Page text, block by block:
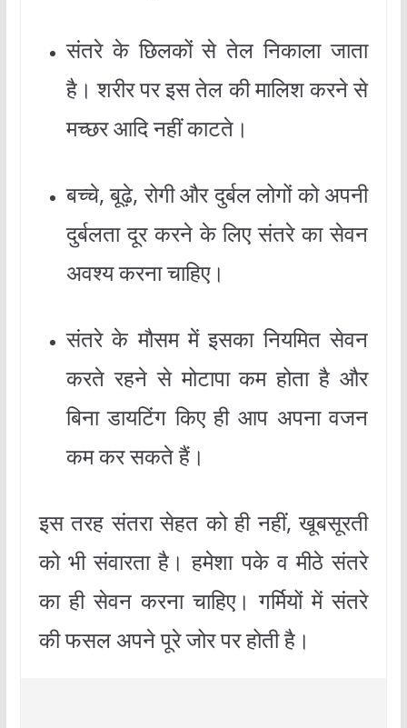
संतरे के छिलकों से तेल निकाला जाता
है। शरीर पर इस तेल की मालिश करने से
मच्छर आदि नहीं काटते।
बच्चे, बूढ़े, रोगी और दुर्बल लोगों को अपनी
दुर्बलता दूर करने के लिए संतरे का सेवन
अवश्य करना चाहिए।
संतरे के मौसम में इसका नियमित सेवन
करते रहने से मोटापा कम होता है और
बिना डायटिंग किए ही आप अपना वजन
कम कर सकते हैं।
इस तरह संतरा सेहत को ही नहीं, खूबसूरती
को भी संवारता है। हमेशा पके व मीठे संतरे
का ही सेवन करना चाहिए। गर्मियों में संतरे
की फसल अपने पूरे जोर पर होती है।